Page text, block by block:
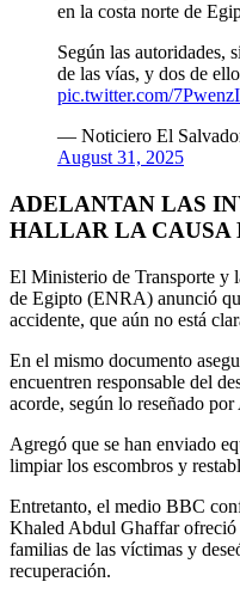
en la costa norte de
Según las autoridades,
de las vías, y dos de
pic.twitter.com/
— Noticiero El
August 31, 2025
ADELANTAN LAS
HALLAR LA CAUSA
El Ministerio de Transporte y
de Egipto (ENRA) anunció
accidente, que aún no está
En el mismo documento
encuentren responsable del
acorde, según lo reseñado por
Agregó que se han enviado
limpiar los escombros y
Entretanto, el medio BBC
Khaled Abdul Ghaffar ofreció
familias de las víctimas y
recuperación.